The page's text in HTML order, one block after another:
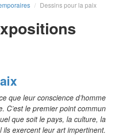
/ Dessins pour la paix
que leur conscience d’homme
C’est le premier point commun
que soit le pays, la culture, la
exercent leur art impertinent.